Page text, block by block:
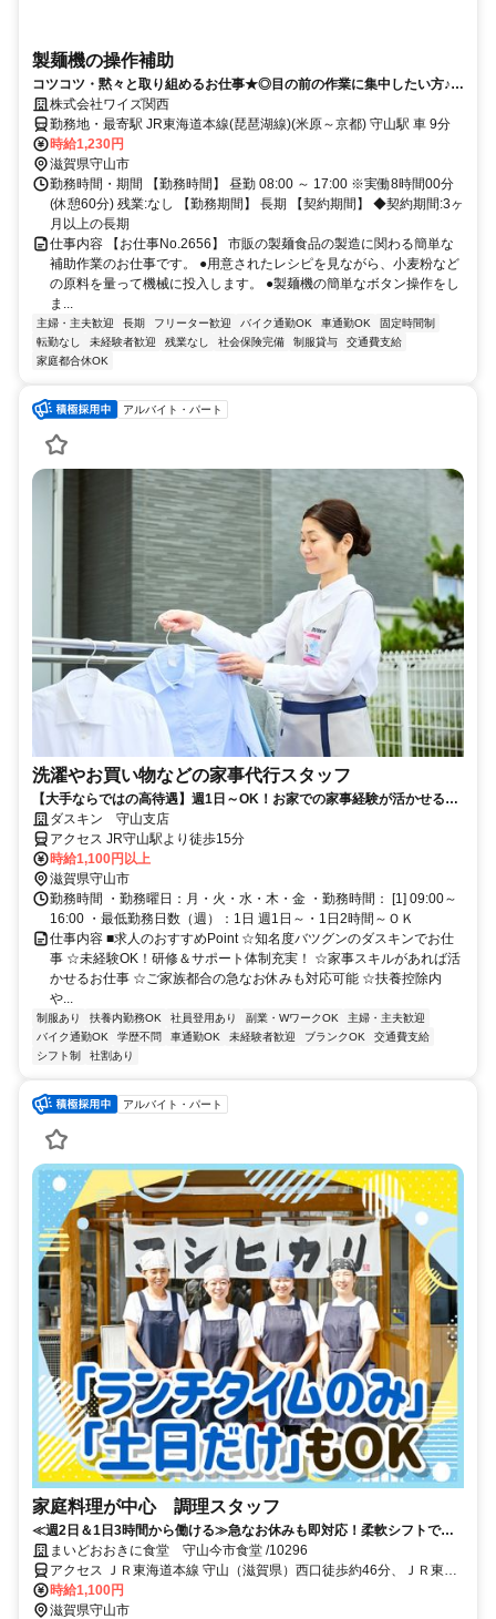
製麺機の操作補助
コツコツ・黙々と取り組めるお仕事★◎目の前の作業に集中したい方♪製
麺マシンの補助 計量・投入・操作
株式会社ワイズ関西
勤務地・最寄駅 JR東海道本線(琵琶湖線)(米原～京都) 守山駅 車 9分
時給1,230円
滋賀県守山市
勤務時間・期間 【勤務時間】 昼勤 08:00 ～ 17:00 ※実働8時間00分
(休憩60分) 残業:なし 【勤務期間】 長期 【契約期間】 ◆契約期間:3ヶ
月以上の長期
仕事内容 【お仕事No.2656】 市販の製麺食品の製造に関わる簡単な
補助作業のお仕事です。 ●用意されたレシピを見ながら、小麦粉など
の原料を量って機械に投入します。 ●製麺機の簡単なボタン操作をし
ま...
主婦・主夫歓迎 長期 フリーター歓迎 バイク通勤OK 車通勤OK
固定時間制
転勤なし
未経験者歓迎 残業なし 社会保険完備 制服貸与
交通費支給
家庭都合休OK
アルバイト・パート
洗濯やお買い物などの家事代行スタッフ
【大手ならではの高待遇】週1日～OK！お家での家事経験が活かせる！
未経験歓迎！
ダスキン 守山支店
アクセス JR守山駅より徒歩15分
時給1,100円以上
滋賀県守山市
勤務時間 ・勤務曜日：月・火・水・木・金 ・勤務時間： [1] 09:00～
16:00 ・最低勤務日数（週）：1日 週1日～・1日2時間～ＯＫ
仕事内容 ■求人のおすすめPoint ☆知名度バツグンのダスキンでお仕
事 ☆未経験OK！研修＆サポート体制充実！ ☆家事スキルがあれば活
かせるお仕事 ☆ご家族都合の急なお休みも対応可能 ☆扶養控除内
や...
制服あり 扶養内勤務OK 社員登用あり 副業・WワークOK
主婦・主夫歓迎
バイク通勤OK
学歴不問 車通勤OK 未経験者歓迎 ブランクOK
交通費支給
シフト制
社割あり
アルバイト・パート
家庭料理が中心 調理スタッフ
≪週2日＆1日3時間から働ける≫急なお休みも即対応！柔軟シフトで子
育てと両立する主婦さん多数♪平日のみ勤務も大歓迎
まいどおおきに食堂 守山今市食堂 /10296
アクセス ＪＲ東海道本線 守山（滋賀県）西口徒歩約46分、ＪＲ東海
道本線 野洲北口徒歩約53分、ＪＲ東海道本線 栗東西口徒歩約70分
時給1,100円
滋賀県守山市